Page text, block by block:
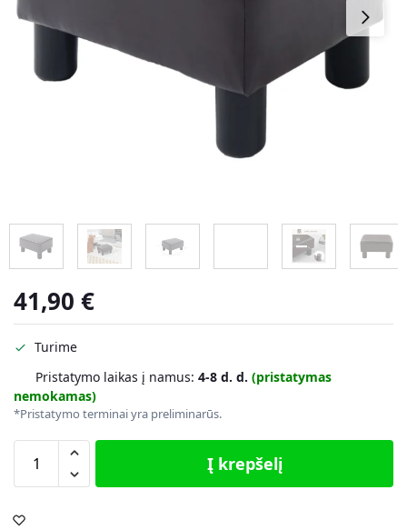
41,90 €
Turime
Pristatymo laikas į namus: 4-8 d. d. (pristatymas
nemokamas)
*Pristatymo terminai yra preliminarūs.
Į krepšelį